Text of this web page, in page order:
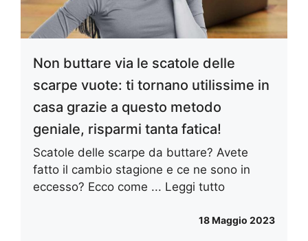
Non buttare via le scatole delle
scarpe vuote: ti tornano utilissime in
casa grazie a questo metodo
geniale, risparmi tanta fatica!
Scatole delle scarpe da buttare? Avete
fatto il cambio stagione e ce ne sono in
eccesso? Ecco come ... Leggi tutto
18 Maggio 2023